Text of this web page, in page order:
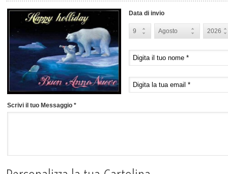
Data di invio
9 Agosto 2026
Scrivi il tuo Messaggio *